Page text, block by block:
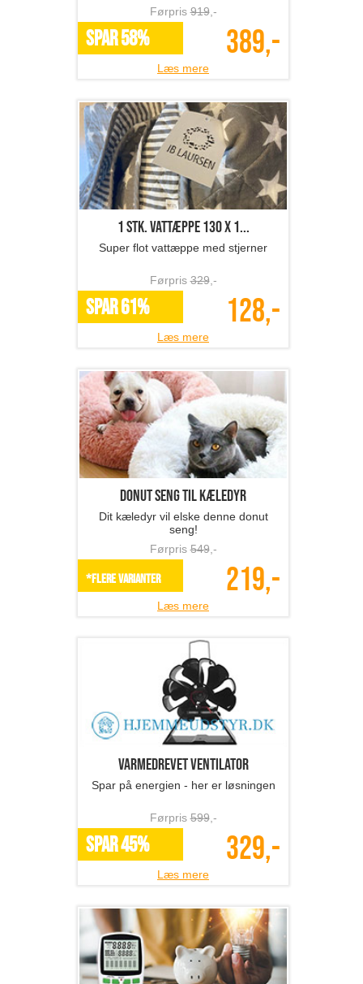
Førpris919,-
SPAR 58% 389,-
Læs mere
1 stk. vattæppe 130 x 1...
Super flot vattæppe med stjerner
Førpris329,-
SPAR 61% 128,-
Læs mere
Donut seng til kæledyr
Dit kæledyr vil elske denne donut
seng!
Førpris549,-
*Flere varianter 219,-
Læs mere
Varmedrevet ventilator
Spar på energien - her er løsningen
Førpris599,-
SPAR 45% 329,-
Læs mere